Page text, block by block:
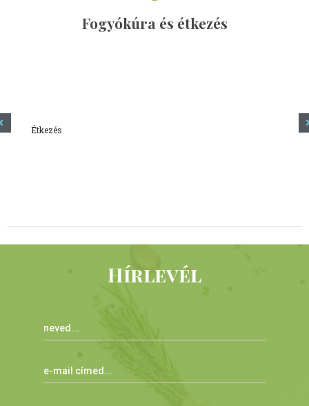
Fogyókúra és étkezés
Étkezés
Hírlevél